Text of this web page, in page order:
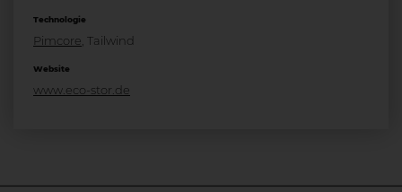
Technologie
Pimcore , Tailwind
Website
www.eco-stor.de